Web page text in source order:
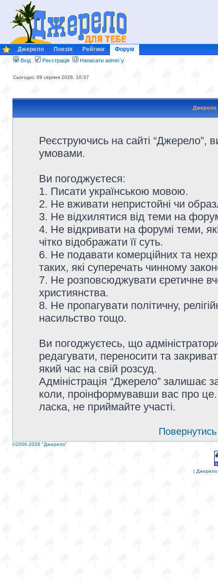
Джерело Поезія Рейтинг Форум
Вхід Реєстрація Написати admin`у
Сьогодні: 09 серпня 2026, 10:37
Джерело
Реєструючись на сайті “Джерело”,
умовами.
Ви погоджуєтеся:
1. Писати українською мовою.
2. Не вживати непристойні чи
3. Не відхилятися від теми на
4. Не відкривати на форумі теми,
чітко відображати її суть.
6. Не подавати комерційних та
таких, які суперечать чинному
7. Не розповсюджувати єретичне
християнства.
8. Не пропагувати політичну,
насильство тощо.
Ви погоджуєтесь, що
редагувати, переносити та
який час на свій розсуд.
Адміністрація “Джерело” залишає
коли, проінформувавши вас про
ласка, не приймайте участі.
Повернутись
©2006-2026 "Джерело"
| Джерело